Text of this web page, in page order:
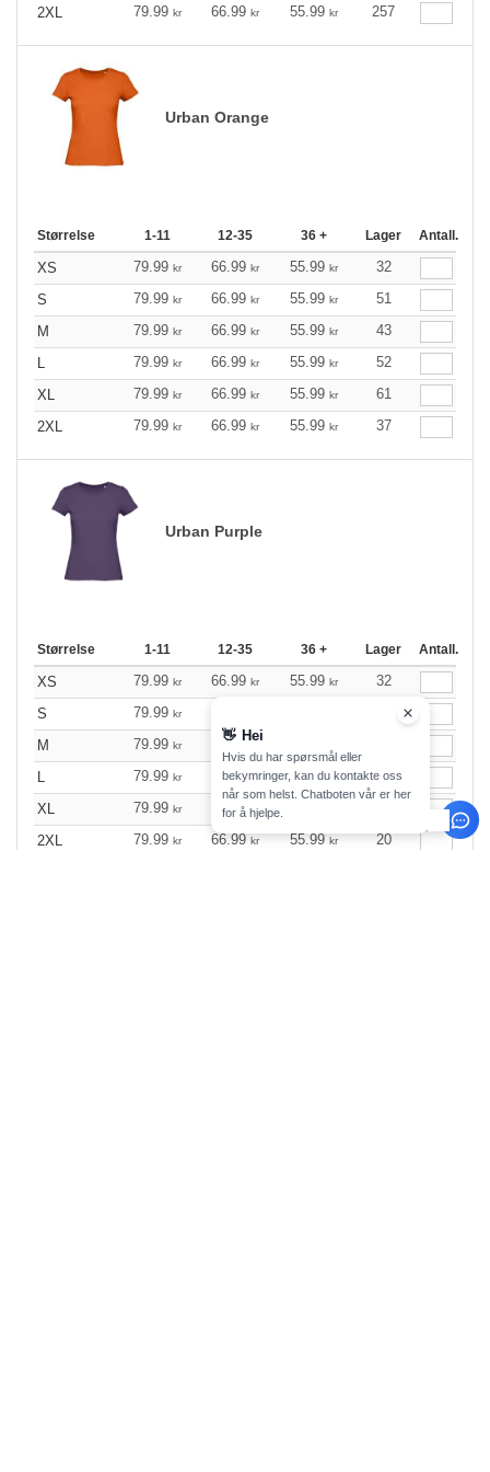
2XL 79.99 kr 66.99 kr 55.99 kr 257
Urban Orange
Størrelse 1-11 12-35 36 + Lager Antall.
XS 79.99 kr 66.99 kr 55.99 kr
32
S
79.99 kr 66.99 kr 55.99 kr
51
M
79.99 kr 66.99 kr 55.99 kr
43
L
79.99 kr 66.99 kr 55.99 kr
52
XL
79.99 kr 66.99 kr 55.99 kr
61
2XL
79.99 kr 66.99 kr 55.99 kr 37
Urban Purple
Størrelse 1-11 12-35 36 + Lager Antall.
XS 79.99 kr 66.99 kr 55.99 kr
32
S
79.99 kr
M
79.99 kr 66.99
L
79.99 kr 66.99kr 55.99kr
52
XL
79.99 kr 66.99kr
2XL
79.99 kr 66.99kr 55.99kr 20
👋 Hei
Hvis du har spørsmål eller
bekymringer, kan du kontakte oss
når som helst. Chatboten vår er her
for å hjelpe.